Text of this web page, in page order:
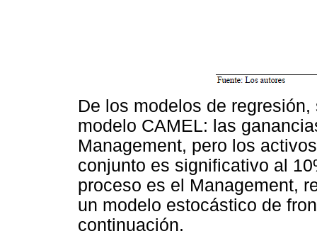
De los modelos de
modelo CAMEL: las
Management, pero los
conjunto es significativo al
proceso es el Management,
un modelo estocástico de
continuación.